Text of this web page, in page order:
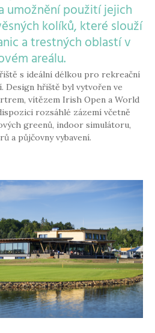
umožnění použití jejich
kolíků, které slouží
a trestných oblastí v
areálu.
s ideální délkou pro rekreační
Design hřiště byl vytvořen ve
vítězem Irish Open a World
rozsáhlé zázemí včetně
greenů, indoor simulátoru,
a půjčovny vybavení.